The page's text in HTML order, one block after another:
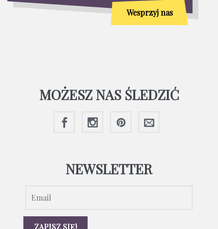
Wesprzyj nas
MOŻESZ NAS ŚLEDZIĆ
NEWSLETTER